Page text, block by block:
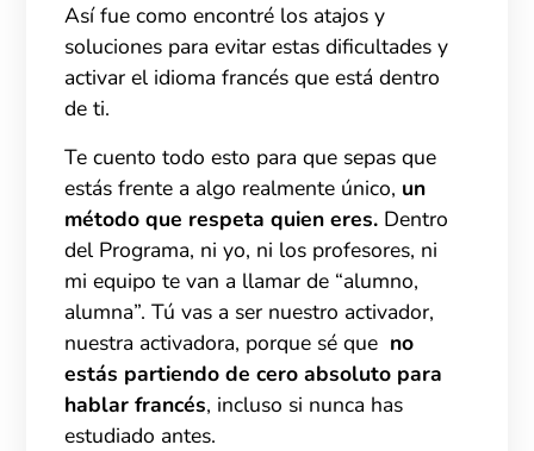
Así fue como encontré los atajos y
soluciones para evitar estas dificultades y
activar el idioma francés que está dentro
de ti.
Te cuento todo esto para que sepas que
estás frente a algo realmente único, un
método que respeta quien eres. Dentro
del Programa, ni yo, ni los profesores, ni
mi equipo te van a llamar de “alumno,
alumna”. Tú vas a ser nuestro activador,
nuestra activadora, porque sé que no
estás partiendo de cero absoluto para
hablar francés, incluso si nunca has
estudiado antes.